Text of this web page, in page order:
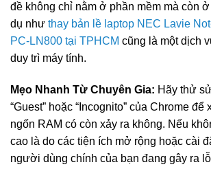
đề không chỉ nằm ở phần mềm mà còn
dụ như thay bản lề laptop NEC Lavie
PC-LN800 tại TPHCM cũng là một dịch
duy trì máy tính.
Mẹo Nhanh Từ Chuyên Gia: Hãy thử
“Guest” hoặc “Incognito” của Chrome để
ngốn RAM có còn xảy ra không. Nếu
cao là do các tiện ích mở rộng hoặc cài
người dùng chính của bạn đang gây ra